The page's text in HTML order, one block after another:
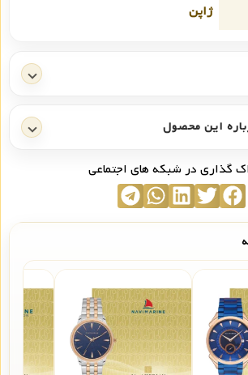
ژاپن
این محصول
گذاری در شبکه های اجتماعی